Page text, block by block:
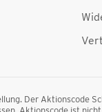
Der Aktionscode